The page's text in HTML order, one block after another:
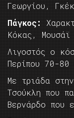
Γεωργίου,
Πάγκος:
Κόκας, Μουσάϊ
Λιγοστός ο
Περίπου 70-80
Με τριάδα
Τσούκλη που
Βερνάρδο που